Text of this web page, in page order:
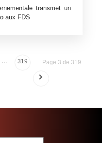
transmet un
aux FDS
Page 3 de 319.
… 319